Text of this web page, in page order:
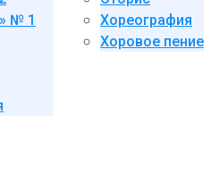
№ 1
Хореография
Хоровое пение